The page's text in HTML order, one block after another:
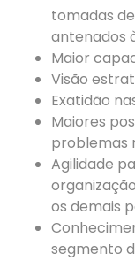
tomadas
antenados
Maior
Visão
Exatidão
Maiores
problemas
Agilidade
os demais
segmento